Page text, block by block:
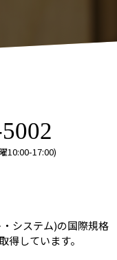
10:00-17:00)
システム)の国際規格
得しています。